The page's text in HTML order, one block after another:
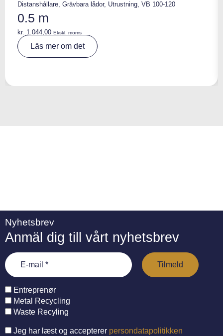
Distanshållare, Grävbara lådor, Utrustning, VB 100-120
0.5 m
kr. 1.044,00 Ekskl. moms
Läs mer om det
Nyhetsbrev
Anmäl dig till vårt nyhetsbrev
Entreprenør
Metal Recycling
Waste Recyling
Jeg har læst og accepterer persondatapolitikken